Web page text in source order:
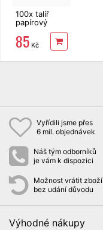
100x talíř
papírový
mělký 18cm
85 Kč
Vyřídili jsme přes
6 mil. objednávek
Náš tým odborníků
je vám k dispozici
Možnost vrátit zboží
bez udání důvodu
Výhodné nákupy